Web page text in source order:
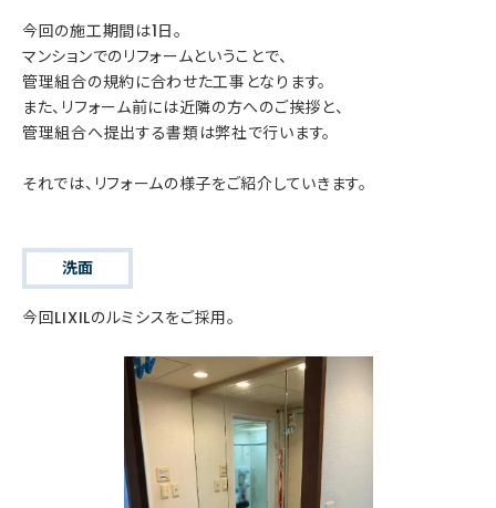
今回の施工期間は1日。
マンションでのリフォームということで、
管理組合の規約に合わせた工事となります。
また、リフォーム前には近隣の方へのご挨拶と、
管理組合へ提出する書類は弊社で行います。
それでは、リフォームの様子をご紹介していきます。
洗面
今回LIXILのルミシスをご採用。